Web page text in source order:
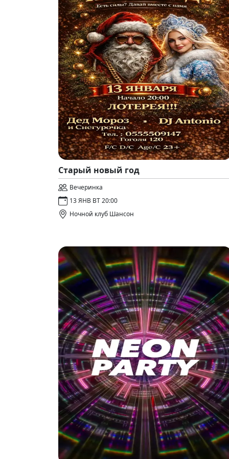
Старый новый год
Вечеринка
13 ЯНВ ВТ 20:00
Ночной клуб Шансон